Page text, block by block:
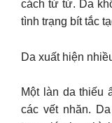
cách từ từ. Da
tình trạng bít tắc
Da xuất hiện
Một làn da thiếu
các vết nhăn.